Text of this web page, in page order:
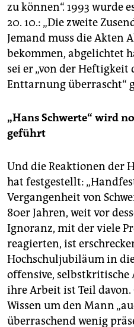
zu können“. 1993 wurde
20. 10.: „Die zweite
Jemand muss die Akten
bekommen, abgelichtet
sei er „von der
Enttarnung überrascht“
„Hans Schwerte“ wird
geführt
Und die Reaktionen der
hat festgestellt:
Vergangenheit von
80er Jahren, weit vor
Ignoranz, mit der viele
reagierten, ist
Hochschuljubiläum in
offensive, selbstkritische
ihre Arbeit ist Teil davon.
Wissen um den Mann
überraschend wenig